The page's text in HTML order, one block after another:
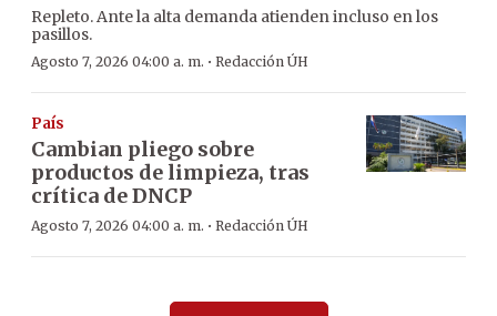
Repleto. Ante la alta demanda atienden incluso en los
pasillos.
Agosto 7, 2026 04:00 a. m. · Redacción ÚH
País
Cambian pliego sobre
productos de limpieza, tras
crítica de DNCP
Agosto 7, 2026 04:00 a. m. · Redacción ÚH